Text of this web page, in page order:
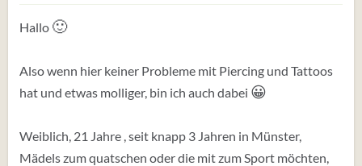
Hallo 🙂
Also wenn hier keiner Probleme mit Piercing und Tattoos
hat und etwas molliger, bin ich auch dabei 😀
Weiblich, 21 Jahre , seit knapp 3 Jahren in Münster,
Mädels zum quatschen oder die mit zum Sport möchten,